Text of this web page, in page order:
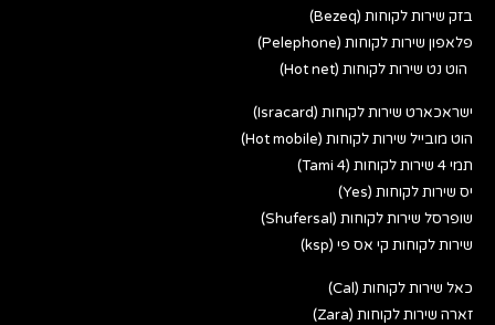
בזק שירות לקוחות (Bezeq)
פלאפון שירות לקוחות (Pelephone)
הוט נט שירות לקוחות (Hot net)
ישראכארט שירות לקוחות (Isracard)
הוט מובייל שירות לקוחות (Hot mobile)
תמי 4 שירות לקוחות (Tami 4)
יס שירות לקוחות (Yes)
שופרסל שירות לקוחות (Shufersal)
שירות לקוחות קי אס פי (ksp)
כאל שירות לקוחות (Cal)
זארה שירות לקוחות (Zara)